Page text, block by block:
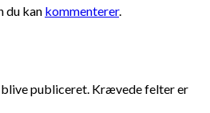
du kan kommenterer.
publiceret. Krævede felter er